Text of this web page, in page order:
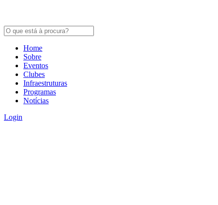
Home
Sobre
Eventos
Clubes
Infraestruturas
Programas
Notícias
Login